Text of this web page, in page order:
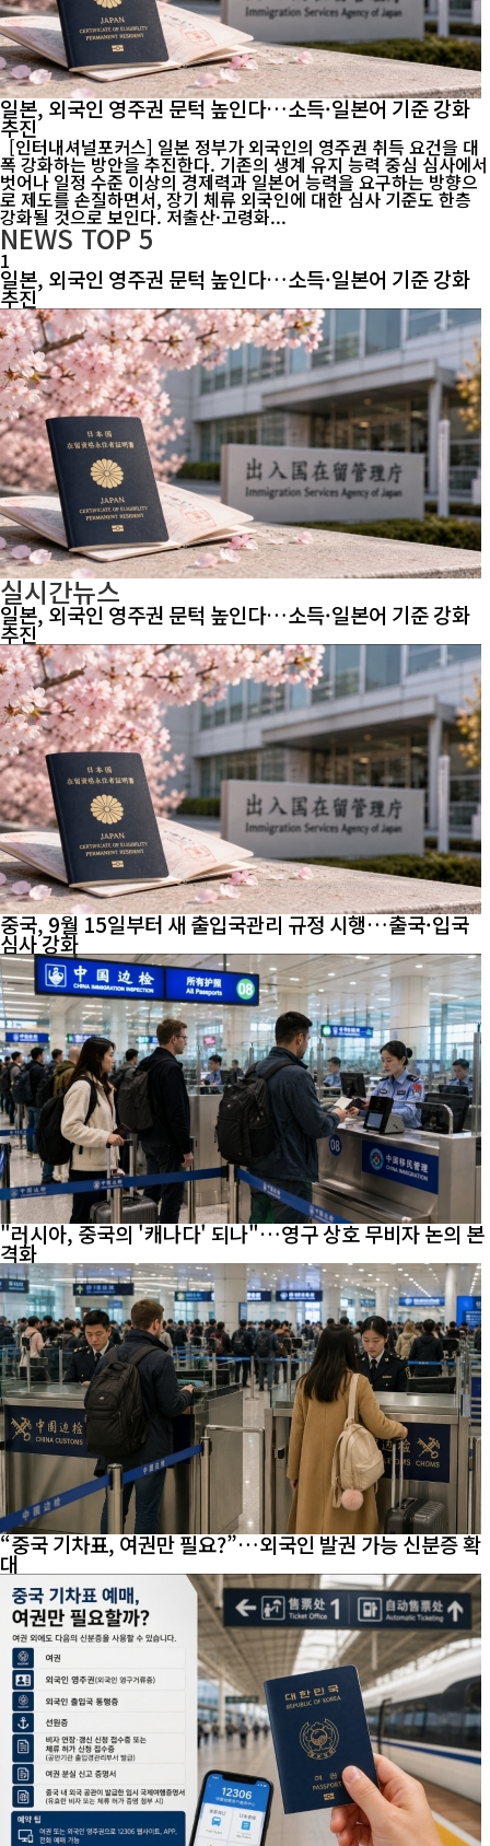
일본, 외국인 영주권 문턱 높인다…소득·일본어 기준 강화
추진
[인터내셔널포커스] 일본 정부가 외국인의 영주권 취득 요건을 대
폭 강화하는 방안을 추진한다. 기존의 생계 유지 능력 중심 심사에서
벗어나 일정 수준 이상의 경제력과 일본어 능력을 요구하는 방향으
로 제도를 손질하면서, 장기 체류 외국인에 대한 심사 기준도 한층
강화될 것으로 보인다. 저출산·고령화...
NEWS TOP 5
1
일본, 외국인 영주권 문턱 높인다…소득·일본어 기준 강화
추진
실시간뉴스
일본, 외국인 영주권 문턱 높인다…소득·일본어 기준 강화
추진
중국, 9월 15일부터 새 출입국관리 규정 시행…출국·입국
심사 강화
"러시아, 중국의 '캐나다' 되나"…영구 상호 무비자 논의 본
격화
“중국 기차표, 여권만 필요?”…외국인 발권 가능 신분증 확
대